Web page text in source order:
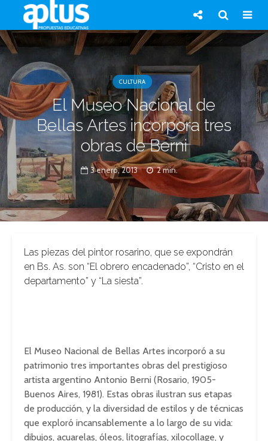
CULTURA
El Museo Nacional de
Bellas Artes incorpora tres
obras de Berni
3 enero, 2013 2 min.
Las piezas del pintor rosarino, que se expondrán
en Bs. As. son “El obrero encadenado”, “Cristo en el
departamento” y “La siesta”.
El Museo Nacional de Bellas Artes incorporó a su
patrimonio tres importantes obras del prestigioso
artista argentino Antonio Berni (Rosario, 1905-
Buenos Aires, 1981). Estas obras ilustran sus etapas
de producción, y la diversidad de estilos y de técnicas
que exploró incansablemente a lo largo de su vida:
dibujos, acuarelas, óleos, litografías, xilocollage, y